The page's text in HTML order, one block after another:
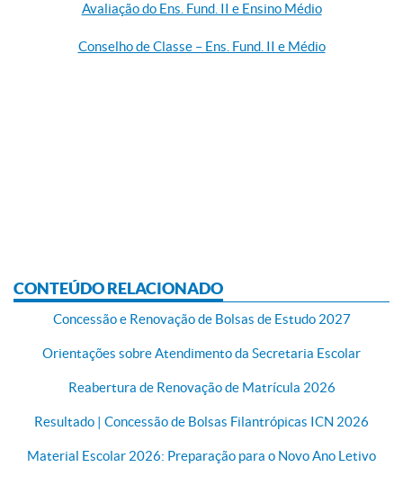
Avaliação do Ens. Fund. II e Ensino Médio
Conselho de Classe – Ens. Fund. II e Médio
CONTEÚDO RELACIONADO
Concessão e Renovação de Bolsas de Estudo 2027
Orientações sobre Atendimento da Secretaria Escolar
Reabertura de Renovação de Matrícula 2026
Resultado | Concessão de Bolsas Filantrópicas ICN 2026
Material Escolar 2026: Preparação para o Novo Ano Letivo